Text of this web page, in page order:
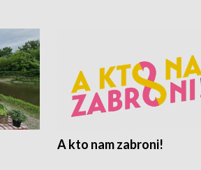
A kto nam zabroni!